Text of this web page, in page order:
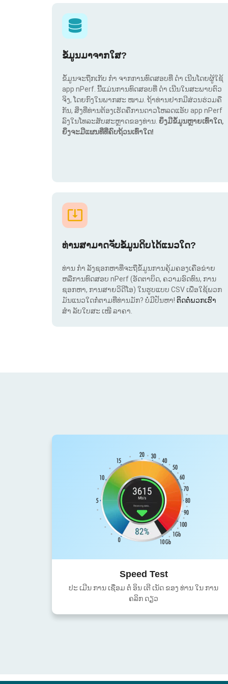
ຂໍ້ມູນມາຈາກໃສ?
ຂໍ້ມູນຈະຖືກເກັບ ກຳ ຈາກການທົດສອບທີ່ ດຳ ເນີນໂດຍຜູ້ໃຊ້
app nPerf. ນີ້ແມ່ນການທົດສອບທີ່ ດຳ ເນີນໃນສະພາບຕົວ
ຈິງ, ໂດຍກົງໃນພາກສະ ໜາມ. ຖ້າທ່ານຢາກມີສ່ວນຮ່ວມຄື
ກັນ, ສິ່ງທີ່ທ່ານຕ້ອງເຮັດຄືການດາວໂຫລດແອັບ app nPerf
ລົງໃນໂທລະສັບສະຫຼາດຂອງທ່ານ. ຍິ່ງມີຂໍ້ມູນຫຼາຍເທົ່າໃດ,
ຍິ່ງຈະມີແຜນທີ່ທີ່ຄົບຖ້ວນເທົ່າໃດ!
ທ່ານສາມາດຈັບຂໍ້ມູນດິບໄດ້ແນວໃດ?
ທ່ານ ກຳ ລັງຊອກຫາທີ່ຈະຖືຂໍ້ມູນການຄຸ້ມຄອງເຄືອຂ່າຍ
ຫລືການທົດສອບ nPerf (ອັດຕາບິດ, ຄວາມອົດທົນ, ການ
ຊອກຫາ, ການສາຍວິດີໂອ) ໃນຮູບແບບ CSV ເພື່ອໃຊ້ພວກ
ມັນແນວໃດກໍ່ຕາມທີ່ທ່ານມັກ? ບໍ່ມີປັນຫາ! ຕິດຕໍ່ພວກເຮົາ
ສຳ ລັບໃບສະ ເໜີ ລາຄາ.
Speed Test
ປະ ເມີນ ການ ເຊື່ອມ ຕໍ່ ອິນ ເຕີ ເນັດ ຂອງ ທ່ານ ໃນ ການ
ຄລິກ ດຽວ